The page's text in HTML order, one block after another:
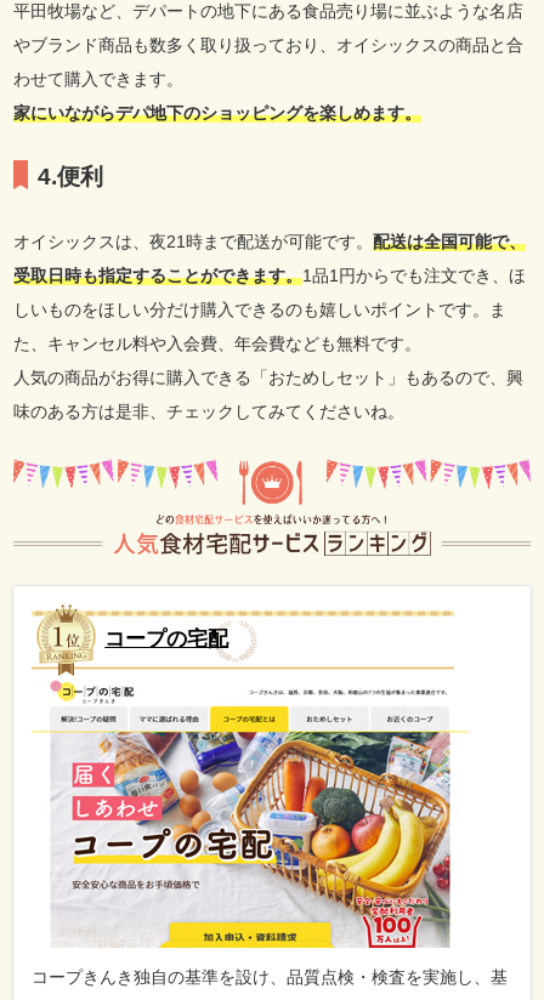
平田牧場など、デパートの地下にある食品売り場に並ぶような名店
やブランド商品も数多く取り扱っており、オイシックスの商品と合
わせて購入できます。
家にいながらデパ地下のショッピングを楽しめます。
4.便利
オイシックスは、夜21時まで配送が可能です。配送は全国可能で、
受取日時も指定することができます。1品1円からでも注文でき、ほ
しいものをほしい分だけ購入できるのも嬉しいポイントです。ま
た、キャンセル料や入会費、年会費なども無料です。
人気の商品がお得に購入できる「おためしセット」もあるので、興
味のある方は是非、チェックしてみてくださいね。
コープの宅配
コープきんき独自の基準を設け、品質点検・検査を実施し、基